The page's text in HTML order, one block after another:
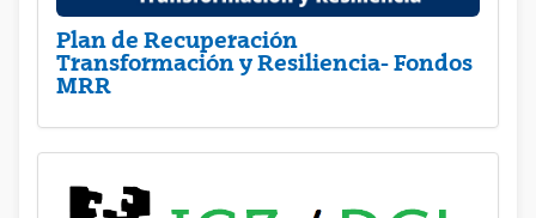
Plan de Recuperación
Transformación y Resiliencia- Fondos
MRR